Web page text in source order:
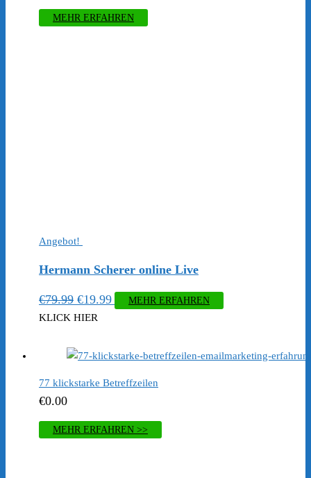
Preis
war:
Preis
ist:
MEHR ERFAHREN
Angebot!
Hermann Scherer online Live
€79.99 Ursprünglicher
Preis
€79.99
€19.99Aktueller
€19.99.
MEHR ERFAHREN
KLICK HIER
77 klickstarke Betreffzeilen
€0.00
MEHR ERFAHREN >>